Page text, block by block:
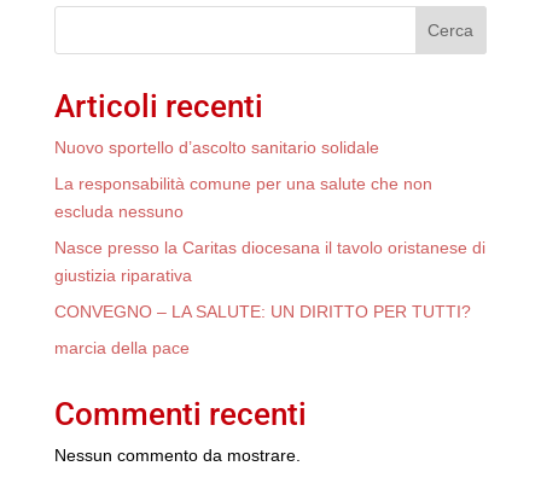
Cerca
Articoli recenti
Nuovo sportello d’ascolto sanitario solidale
La responsabilità comune per una salute che non
escluda nessuno
Nasce presso la Caritas diocesana il tavolo oristanese di
giustizia riparativa
CONVEGNO – LA SALUTE: UN DIRITTO PER TUTTI?
marcia della pace
Commenti recenti
Nessun commento da mostrare.